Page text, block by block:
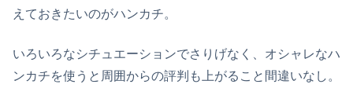
えておきたいのがハンカチ。
いろいろなシチュエーションでさりげなく、オシャレなハ
ンカチを使うと周囲からの評判も上がること間違いなし。